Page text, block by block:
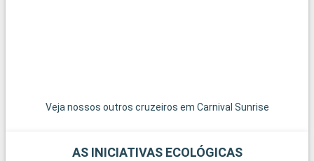
Veja nossos outros cruzeiros em Carnival Sunrise
AS INICIATIVAS ECOLÓGICAS